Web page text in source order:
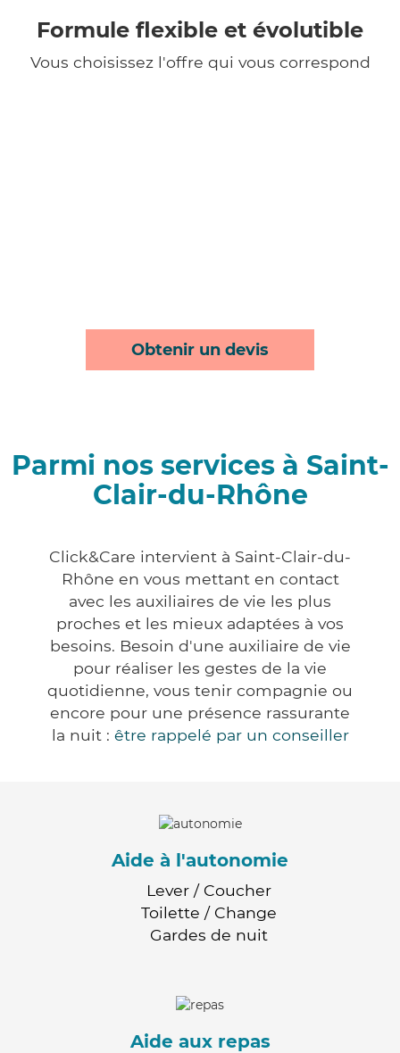
Formule flexible et évolutible
Vous choisissez l'offre qui vous correspond
Obtenir un devis
Parmi nos services à Saint-
Clair-du-Rhône
Click&Care intervient à Saint-Clair-du-
Rhône en vous mettant en contact
avec les auxiliaires de vie les plus
proches et les mieux adaptées à vos
besoins. Besoin d'une auxiliaire de vie
pour réaliser les gestes de la vie
quotidienne, vous tenir compagnie ou
encore pour une présence rassurante
la nuit : être rappelé par un conseiller
Aide à l'autonomie
Lever / Coucher
Toilette / Change
Gardes de nuit
Aide aux repas